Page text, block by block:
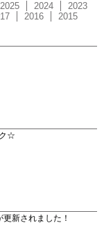
2025 2024
2023
2016
2015
☆
新されました！